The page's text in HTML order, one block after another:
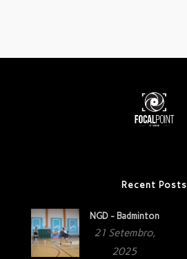
Recent Posts
NGD - Badminton
21 Setembro,
2025